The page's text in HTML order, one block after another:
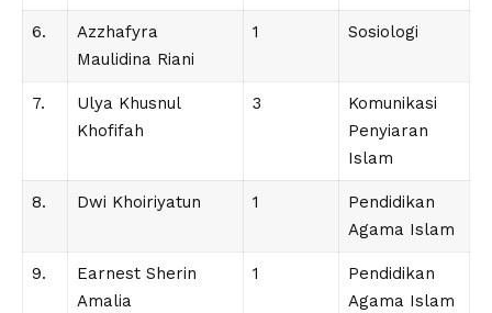
6.
Azzhafyra
Maulidina Riani
1 Sosiologi
7.
Ulya Khusnul
Khofifah
3
Komunikasi
Penyiaran
Islam
8. Dwi Khoiriyatun 1
Pendidikan
Agama Islam
9.
Earnest Sherin
Amalia
1
Pendidikan
Agama Islam